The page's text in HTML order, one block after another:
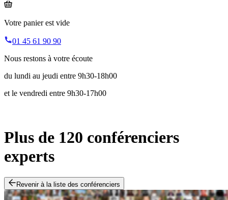
Votre panier est vide
01 45 61 90 90
Nous restons à votre écoute
du lundi au jeudi entre 9h30-18h00
et le vendredi entre 9h30-17h00
Plus de 120 conférenciers
experts
Revenir à la liste des conférenciers